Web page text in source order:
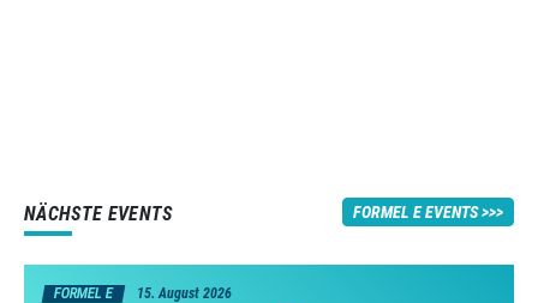
NÄCHSTE EVENTS FORMEL E EVENTS
FORMEL E 15. August 2026